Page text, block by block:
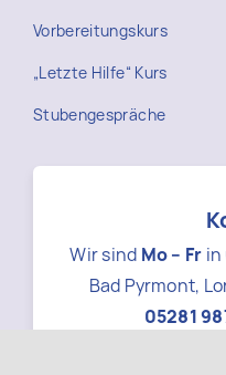
Vorbereitungskurs
„Letzte Hilfe“ Kurs
Stubengespräche
Wir sind Mo – Fr in
Bad Pyrmont,
05281